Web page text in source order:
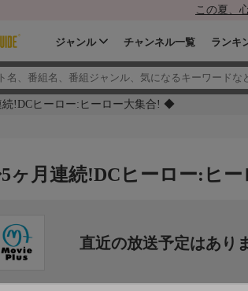
この夏、
ジャンル チャンネル一覧 ランキ
!DCヒーロー:ヒーロー大集合! ◆
ヶ月連続!DCヒーロー:ヒ
直近の放送予定はあり